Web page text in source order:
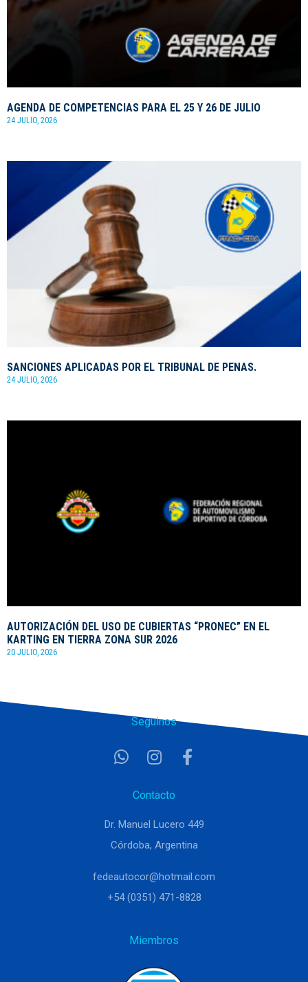
AGENDA DE COMPETENCIAS PARA EL 25 Y 26 DE JULIO
24 JULIO, 2026
SANCIONES APLICADAS POR EL TRIBUNAL DE PENAS.
24 JULIO, 2026
AUTORIZACIÓN DEL USO DE CUBIERTAS “PRONEC” EN EL
KARTING EN TIERRA ZONA SUR 2026
20 JULIO, 2026
Seguinos
Contacto
Dr. Manuel Lucero 449
Córdoba, Argentina
fedeautocor@hotmail.com
+54 (0351) 471-8828
Miembros